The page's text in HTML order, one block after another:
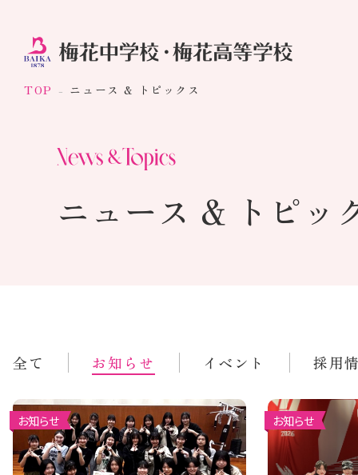
TOP ニュース & トピックス
ニュース & トピッ
全て お知らせ イベント 採用
お知らせ お知らせ